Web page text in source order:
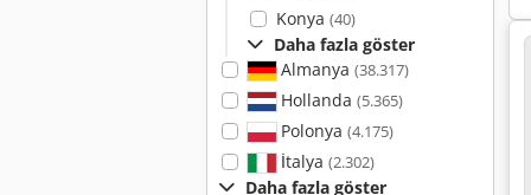
Konya (40)
Daha fazla göster
Almanya (38.317)
Hollanda (5.365)
Polonya (4.175)
İtalya (2.302)
Daha fazla göster